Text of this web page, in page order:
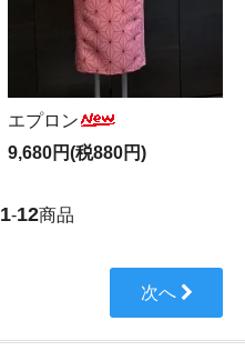
エプロン
9,680円(税880円)
1-12商品
次へ